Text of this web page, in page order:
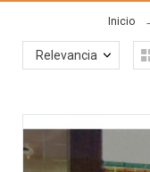
Inicio
Relevancia